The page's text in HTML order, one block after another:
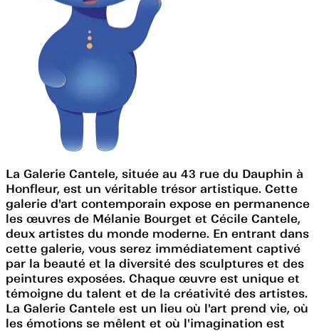
La Galerie Cantele, située au 43 rue du Dauphin à
Honfleur, est un véritable trésor artistique. Cette
galerie d'art contemporain expose en permanence
les œuvres de Mélanie Bourget et Cécile Cantele,
deux artistes du monde moderne. En entrant dans
cette galerie, vous serez immédiatement captivé
par la beauté et la diversité des sculptures et des
peintures exposées. Chaque œuvre est unique et
témoigne du talent et de la créativité des artistes.
La Galerie Cantele est un lieu où l'art prend vie, où
les émotions se mêlent et où l'imagination est